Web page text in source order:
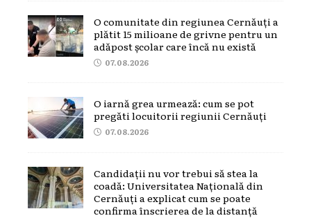
O comunitate din regiunea Cernăuți a
plătit 15 milioane de grivne pentru un
adăpost școlar care încă nu există
07.08.2026
O iarnă grea urmează: cum se pot
pregăti locuitorii regiunii Cernăuți
07.08.2026
Candidații nu vor trebui să stea la
coadă: Universitatea Națională din
Cernăuți a explicat cum se poate
confirma înscrierea de la distanță